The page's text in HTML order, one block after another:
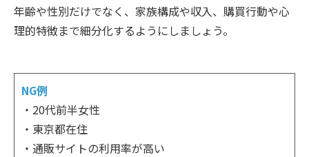
年齢や性別だけでなく、家族構成や収入、購買行動や心
理的特徴まで細分化するようにしましょう。
NG例
・20代前半女性
・東京都在住
・通販サイトの利用率が高い